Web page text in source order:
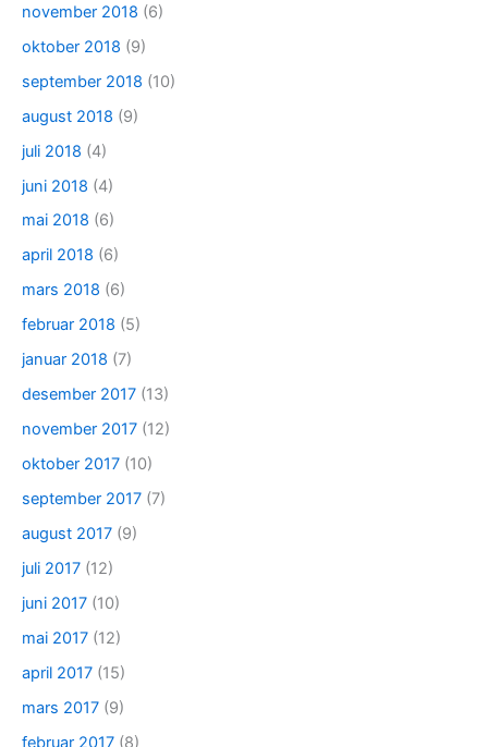
november 2018 (6)
oktober 2018 (9)
september 2018 (10)
august 2018 (9)
juli 2018 (4)
juni 2018 (4)
mai 2018 (6)
april 2018 (6)
mars 2018 (6)
februar 2018 (5)
januar 2018 (7)
desember 2017 (13)
november 2017 (12)
oktober 2017 (10)
september 2017 (7)
august 2017 (9)
juli 2017 (12)
juni 2017 (10)
mai 2017 (12)
april 2017 (15)
mars 2017 (9)
februar 2017 (8)